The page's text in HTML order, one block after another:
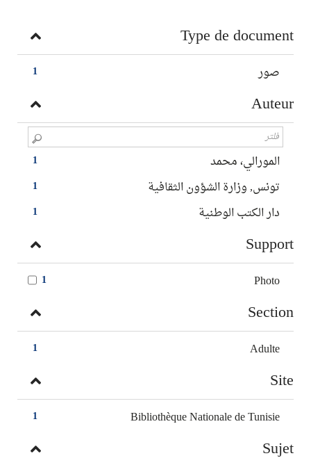
Type de document
1 صور
Auteur
1 المورالي، محمد
1 تونس, وزارة الشؤون الثقافية
1 دار الكتب الوطنية
Support
1 Photo
Section
1 Adulte
Site
1 Bibliothèque Nationale de Tunisie
Sujet